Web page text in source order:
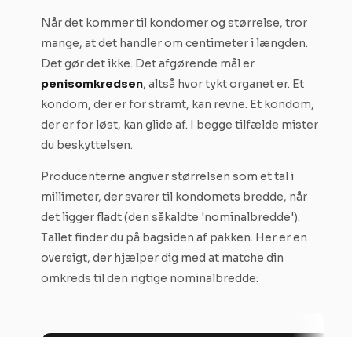
Når det kommer til kondomer og størrelse, tror
mange, at det handler om centimeter i længden.
Det gør det ikke. Det afgørende mål er
penisomkredsen, altså hvor tykt organet er. Et
kondom, der er for stramt, kan revne. Et kondom,
der er for løst, kan glide af. I begge tilfælde mister
du beskyttelsen.
Producenterne angiver størrelsen som et tal i
millimeter, der svarer til kondomets bredde, når
det ligger fladt (den såkaldte 'nominalbredde').
Tallet finder du på bagsiden af pakken. Her er en
oversigt, der hjælper dig med at matche din
omkreds til den rigtige nominalbredde: